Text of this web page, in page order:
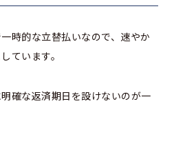
時的な立替払いなので、速やか
ています。
確な返済期日を設けないのが一